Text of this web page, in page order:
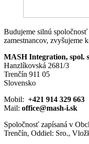
Budujeme silnú spoločnosť
zamestnancov, zvyšujeme
MASH Integration, spol.
Hanzlíkovská 2681/3
Trenčín 911 05
Slovensko
Mobil: +421 914 329 663
Mail: office@mash-i.sk
Spoločnosť zapísaná v
Trenčín, Oddiel: Sro.,